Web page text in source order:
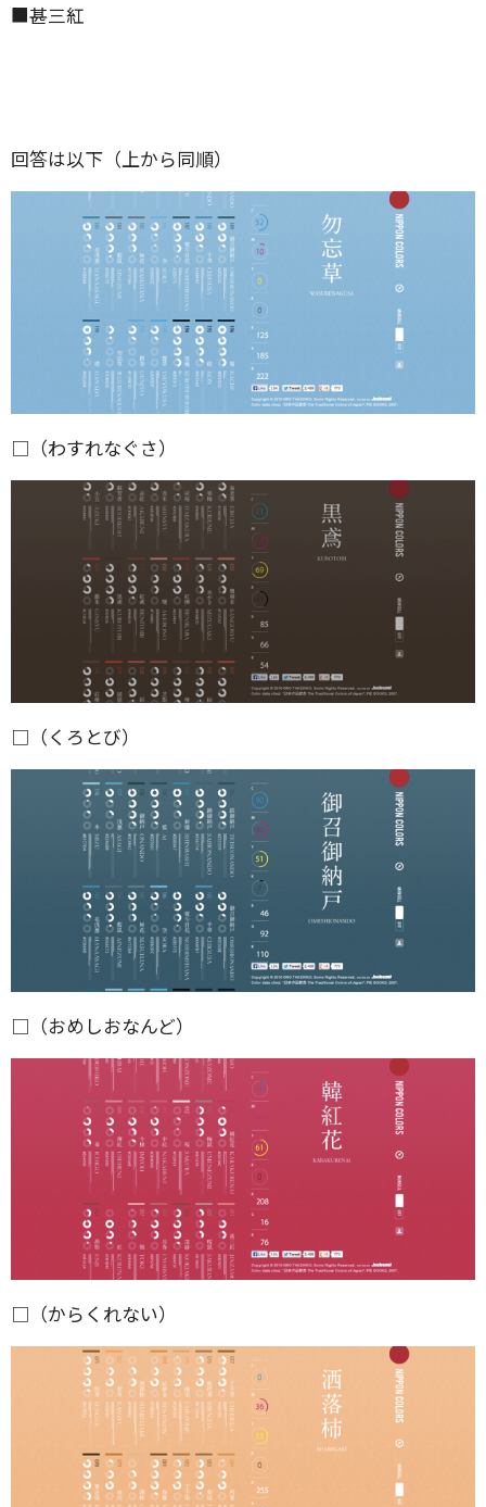
■甚三紅
回答は以下（上から同順）
□（わすれなぐさ）
□（くろとび）
□（おめしおなんど）
□（からくれない）